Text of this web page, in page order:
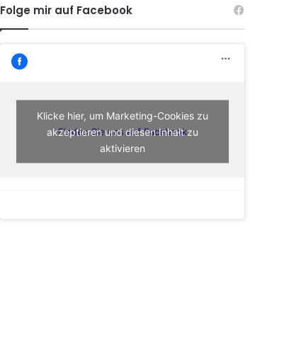
Folge mir auf Facebook
Finden Sie uns auf Facebook
Klicke hier, um Marketing-Cookies zu
akzeptieren und diesen Inhalt zu
aktivieren